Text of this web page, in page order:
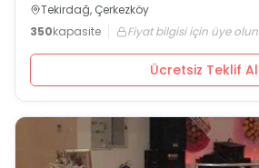
Tekirdağ, Çerkezköy
350kapasite Fiyat bilgisi için üye olun
Ücretsiz Teklif Al